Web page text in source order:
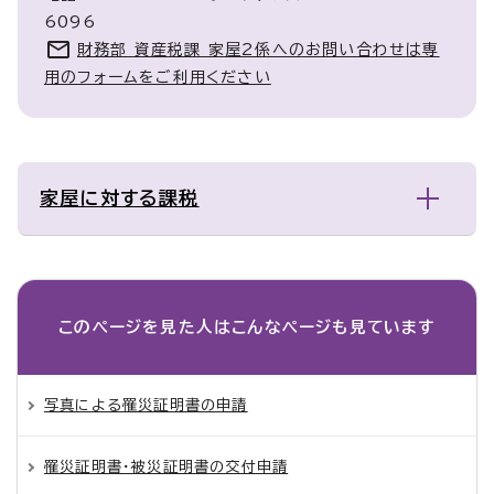
6096
財務部 資産税課 家屋2係へのお問い合わせは専
用のフォームをご利用ください
家屋に対する課税
このページを見た人は こんなページも見ています
写真による罹災証明書の申請
罹災証明書・被災証明書の交付申請